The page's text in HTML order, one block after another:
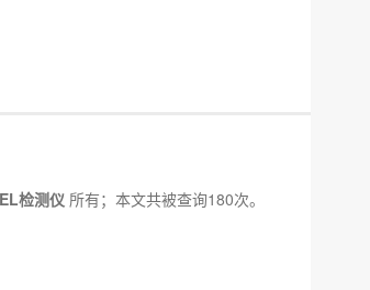
检测仪 所有；本文共被查询180次。